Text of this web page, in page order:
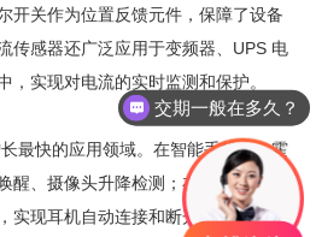
开关作为位置反馈元件，保障了设备
传感器还广泛应用于变频器、UPS 电
，实现对电流的实时监测和保护。
最快的应用领域。在智能手机中，霍
醒、摄像头升降检测；在蓝牙耳机
实现耳机自动连接和断开；在智能穿
交期一般在多久？